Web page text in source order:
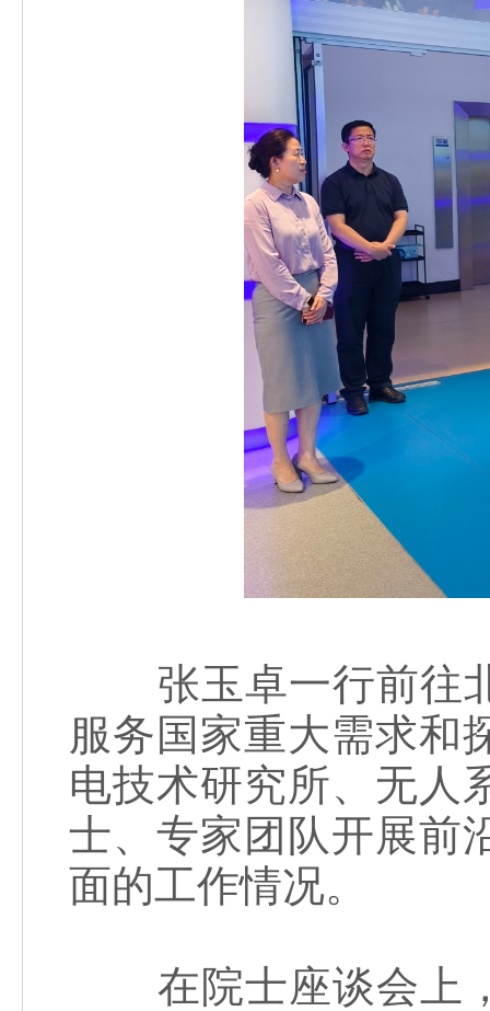
张玉卓一行前往北
服务国家重大需求和
电技术研究所、无人
士、专家团队开展前
面的工作情况。
在院士座谈会上，